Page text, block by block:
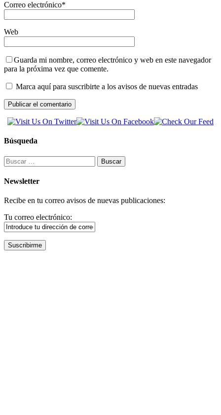
Correo electrónico*
Web
Guarda mi nombre, correo electrónico y web en este navegador
para la próxima vez que comente.
Marca aquí para suscribirte a los avisos de nuevas entradas
Búsqueda
Buscar:
Newsletter
Recibe en tu correo avisos de nuevas publicaciones:
Tu correo electrónico: